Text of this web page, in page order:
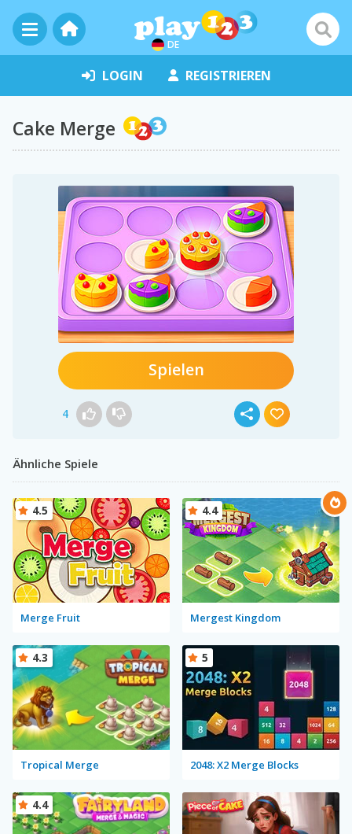
DE
LOGIN REGISTRIEREN
Cake Merge
Spielen
4
Ähnliche Spiele
Merge Fruit
4.5
Mergest Kingdom
4.4
Tropical Merge
4.3
2048: X2 Merge Blocks
5
4.4